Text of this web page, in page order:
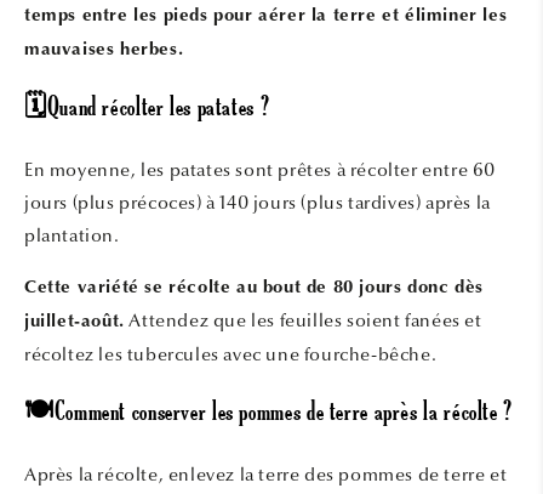
temps entre les pieds pour aérer la terre et éliminer les
mauvaises herbes.
🗓️Quand récolter les patates ?
En moyenne, les patates sont prêtes à récolter entre 60
jours (plus précoces) à 140 jours (plus tardives) après la
plantation.
Cette variété se récolte au bout de 80 jours donc dès
juillet-août. Attendez que les feuilles soient fanées et
récoltez les tubercules avec une fourche-bêche.
🍽️Comment conserver les pommes de terre après la récolte ?
Après la récolte, enlevez la terre des pommes de terre et